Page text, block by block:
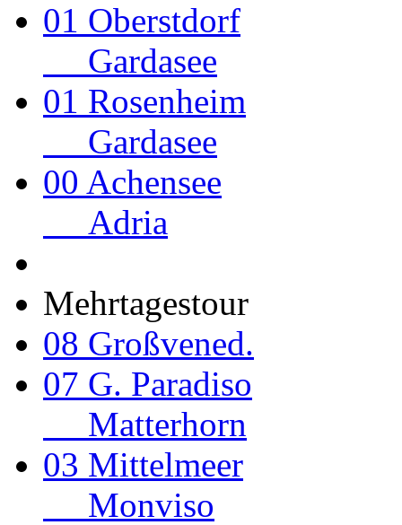
01 Oberstdorf
Gardasee
01 Rosenheim
Gardasee
00 Achensee
Adria
Mehrtagestour
08 Großvened.
07 G. Paradiso
Matterhorn
03 Mittelmeer
Monviso